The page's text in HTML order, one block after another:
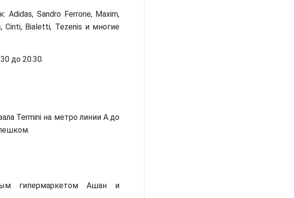
Adidas, Sandro Ferrone, Maxim,
Cinti, Bialetti, Tezenis и многие
до 20.30.
Termini на метро линии А до
гипермаркетом Ашан и